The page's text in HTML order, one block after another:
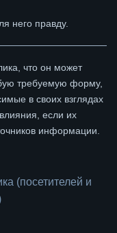
него правду.
что он может
требуемую форму,
в своих взглядах
если их
информации.